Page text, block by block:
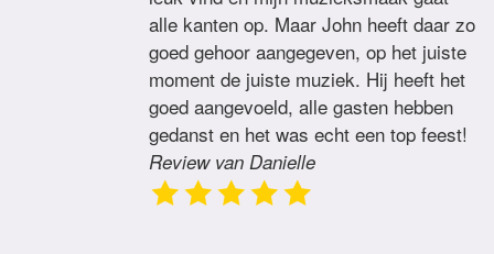
alle kanten op. Maar John heeft daar zo
goed gehoor aangegeven, op het juiste
moment de juiste muziek. Hij heeft het
goed aangevoeld, alle gasten hebben
gedanst en het was echt een top feest!
Review van Danielle